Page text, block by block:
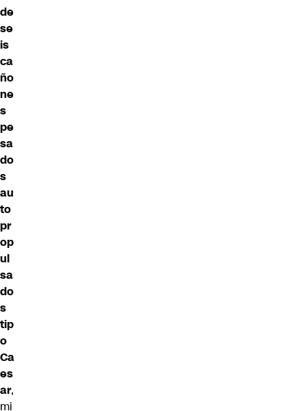
de
se
is
ca
ño
ne
s
pe
sa
do
s
au
to
pr
op
ul
sa
do
s
tip
o
Ca
es
ar,
mi